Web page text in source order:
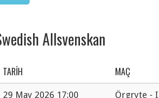
Allsvenskan
TARIH MAÇ
29 May 2026 17:00 Örgryte -